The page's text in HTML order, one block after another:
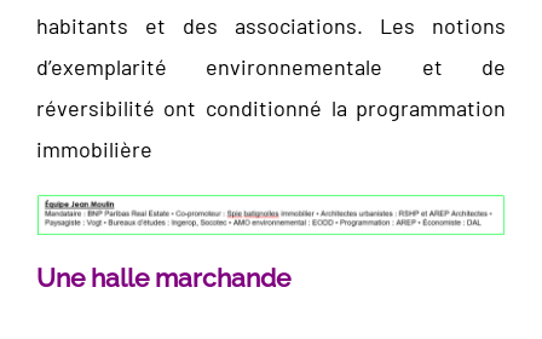
habitants et des associations. Les notions
d’exemplarité environnementale et de
réversibilité ont conditionné la programmation
immobilière
Une halle marchande